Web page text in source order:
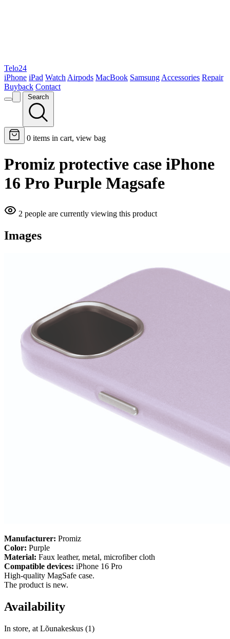
Telo24
iPhone iPad Watch Airpods MacBook Samsung Accessories Repair
Buyback Contact
Search
0 items in cart, view bag
Promiz protective case iPhone
16 Pro Purple Magsafe
2 people are currently viewing this product
Images
Manufacturer: Promiz
Color: Purple
Material: Faux leather, metal, microfiber cloth
Compatible devices: iPhone 16 Pro
High-quality MagSafe case.
The product is new.
Availability
In store, at Lõunakeskus (1)